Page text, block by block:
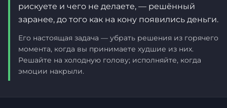
Связаться с нами
рискуете и чего не делаете, — решённый
заранее, до того как на кону появились деньги.
Его настоящая задача — убрать решения из горячего
момента, когда вы принимаете худшие из них.
Решайте на холодную голову; исполняйте, когда
эмоции накрыли.